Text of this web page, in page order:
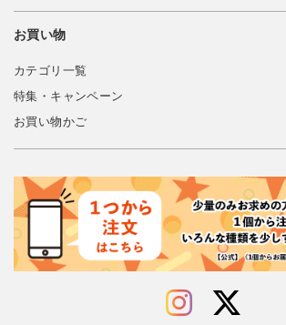
お買い物
カテゴリ一覧
特集・キャンペーン
お買い物かご